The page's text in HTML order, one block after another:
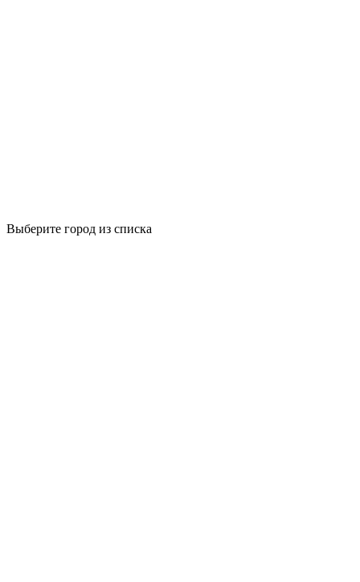
Выберите город из списка